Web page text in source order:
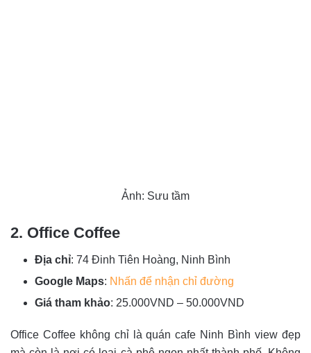
Ảnh: Sưu tầm
2. Office Coffee
Địa chỉ: 74 Đinh Tiên Hoàng, Ninh Bình
Google Maps: Nhấn để nhận chỉ đường
Giá tham khảo: 25.000VND – 50.000VND
Office Coffee không chỉ là quán cafe Ninh Bình view đẹp